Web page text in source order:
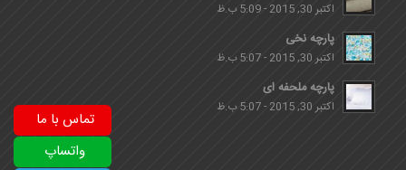
تماس با ما
واتساپ
اکتبر 30, 2015 - 5:09 ب.ظ
پارچه نخی
اکتبر 30, 2015 - 5:07 ب.ظ
پارچه ملحفه ای
اکتبر 30, 2015 - 5:07 ب.ظ